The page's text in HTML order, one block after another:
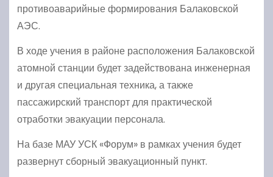
противоаварийные формирования Балаковской
АЭС.
В ходе учения в районе расположения Балаковской
атомной станции будет задействована инженерная
и другая специальная техника, а также
пассажирский транспорт для практической
отработки эвакуации персонала.
На базе МАУ УСК «Форум» в рамках учения будет
развернут сборный эвакуационный пункт.